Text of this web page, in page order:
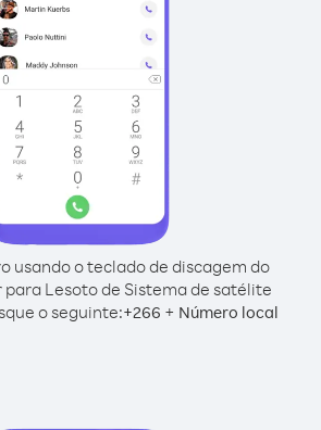
usando o teclado de discagem do
para Lesoto de Sistema de satélite
o seguinte:+266 + Número local